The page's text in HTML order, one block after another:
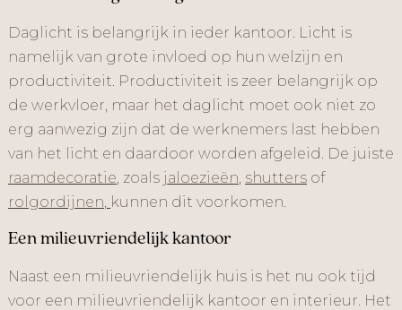
Daglicht is belangrijk in ieder kantoor. Licht is
namelijk van grote invloed op hun welzijn en
productiviteit. Productiviteit is zeer belangrijk op
de werkvloer, maar het daglicht moet ook niet zo
erg aanwezig zijn dat de werknemers last hebben
van het licht en daardoor worden afgeleid. De juiste
raamdecoratie, zoals jaloezieën, shutters of
rolgordijnen, kunnen dit voorkomen.
Een milieuvriendelijk kantoor
Naast een milieuvriendelijk huis is het nu ook tijd
voor een milieuvriendelijk kantoor en interieur. Het